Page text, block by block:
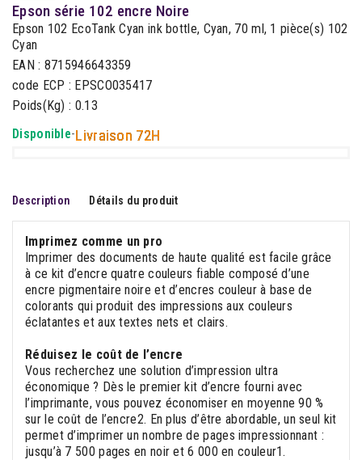
Epson série 102 encre Noire
Epson 102 EcoTank Cyan ink bottle, Cyan, 70 ml, 1 pièce(s) 102
Cyan
EAN : 8715946643359
code ECP : EPSCO035417
Poids(Kg) : 0.13
Disponible-Livraison 72H
Description Détails du produit
Imprimez comme un pro
Imprimer des documents de haute qualité est facile grâce
à ce kit d’encre quatre couleurs fiable composé d’une
encre pigmentaire noire et d’encres couleur à base de
colorants qui produit des impressions aux couleurs
éclatantes et aux textes nets et clairs.
Réduisez le coût de l’encre
Vous recherchez une solution d’impression ultra
économique ? Dès le premier kit d’encre fourni avec
l’imprimante, vous pouvez économiser en moyenne 90 %
sur le coût de l’encre2. En plus d’être abordable, un seul kit
permet d’imprimer un nombre de pages impressionnant :
jusqu’à 7 500 pages en noir et 6 000 en couleur1.